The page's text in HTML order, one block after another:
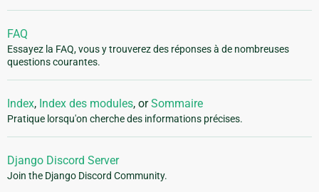
FAQ
Essayez la FAQ, vous y trouverez des réponses à de nombreuses
questions courantes.
Index, Index des modules, orSommaire
Pratique lorsqu'on cherche des informations précises.
Django Discord Server
Join the Django Discord Community.